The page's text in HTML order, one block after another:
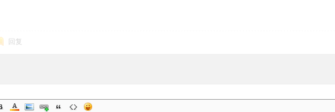
回复